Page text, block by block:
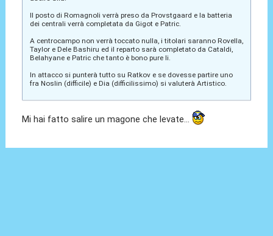
Il posto di Romagnoli verrà preso da Provstgaard e la batteria
dei centrali verrà completata da Gigot e Patric.
A centrocampo non verrà toccato nulla, i titolari saranno Rovella,
Taylor e Dele Bashiru ed il reparto sarà completato da Cataldi,
Belahyane e Patric che tanto è bono pure li.
In attacco si punterà tutto su Ratkov e se dovesse partire uno
fra Noslin (difficile) e Dia (difficilissimo) si valuterà Artistico.
Mi hai fatto salire un magone che levate...